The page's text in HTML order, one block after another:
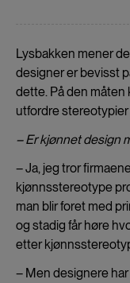
Lysbakken mener
designer er bevisst
dette. På den
utfordre
– Er kjønnet design
– Ja, jeg tror
kjønnsstereotype
man blir foret med
og stadig får høre
etter
– Men designere